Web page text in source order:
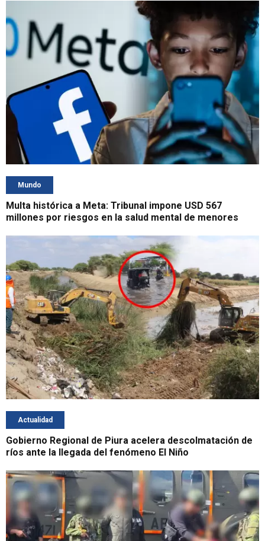
Mundo
Multa histórica a Meta: Tribunal impone USD 567
millones por riesgos en la salud mental de menores
Actualidad
Gobierno Regional de Piura acelera descolmatación de
ríos ante la llegada del fenómeno El Niño